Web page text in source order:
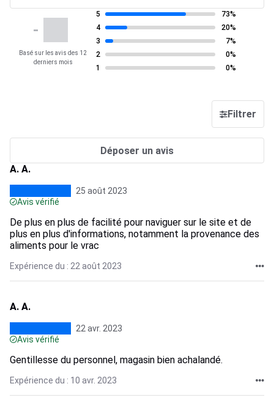
-
Basé sur les avis des 12
derniers mois
5
73%
4
20%
3
7%
2
0%
1
0%
Filtrer
Déposer un avis
A. A.
25 août 2023
Avis vérifié
De plus en plus de facilité pour naviguer sur le site et de
plus en plus d'informations, notamment la provenance des
aliments pour le vrac
Expérience du : 22 août 2023
A. A.
22 avr. 2023
Avis vérifié
Gentillesse du personnel, magasin bien achalandé.
Expérience du : 10 avr. 2023